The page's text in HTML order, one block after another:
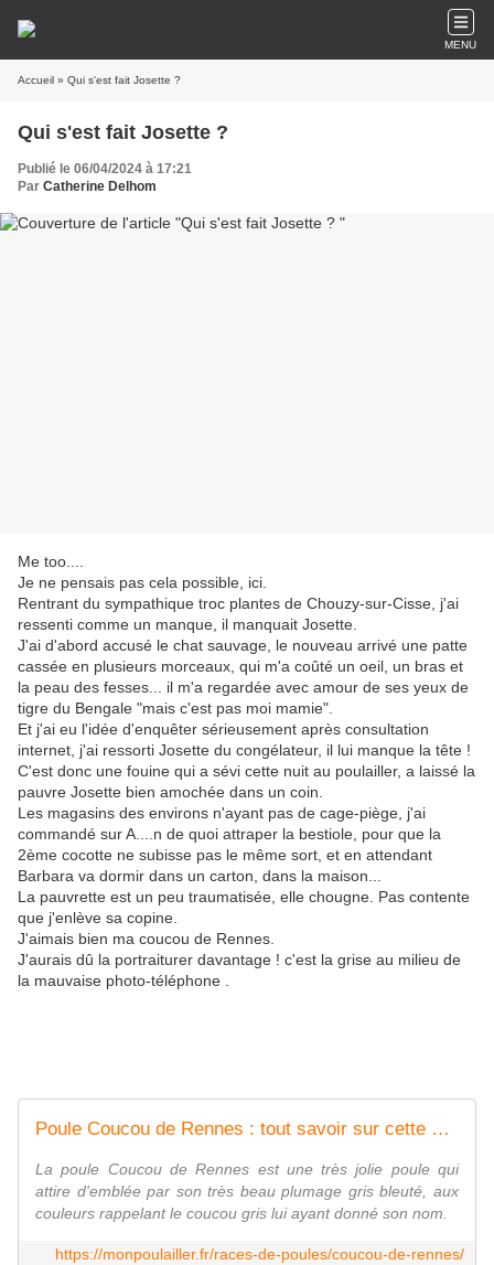
MENU
Accueil » Qui s'est fait Josette ?
Qui s'est fait Josette ?
Publié le 06/04/2024 à 17:21
Par Catherine Delhom
Me too....
Je ne pensais pas cela possible, ici.
Rentrant du sympathique troc plantes de Chouzy-sur-Cisse, j'ai
ressenti comme un manque, il manquait Josette.
J'ai d'abord accusé le chat sauvage, le nouveau arrivé une patte
cassée en plusieurs morceaux, qui m'a coûté un oeil, un bras et
la peau des fesses... il m'a regardée avec amour de ses yeux de
tigre du Bengale "mais c'est pas moi mamie".
Et j'ai eu l'idée d'enquêter sérieusement après consultation
internet, j'ai ressorti Josette du congélateur, il lui manque la tête !
C'est donc une fouine qui a sévi cette nuit au poulailler, a laissé la
pauvre Josette bien amochée dans un coin.
Les magasins des environs n'ayant pas de cage-piège, j'ai
commandé sur A....n de quoi attraper la bestiole, pour que la
2ème cocotte ne subisse pas le même sort, et en attendant
Barbara va dormir dans un carton, dans la maison...
La pauvrette est un peu traumatisée, elle chougne. Pas contente
que j'enlève sa copine.
J'aimais bien ma coucou de Rennes.
J'aurais dû la portraiturer davantage ! c'est la grise au milieu de
la mauvaise photo-téléphone .
Poule Coucou de Rennes : tout savoir sur cette poule pondeuse
La poule Coucou de Rennes est une très jolie poule qui
attire d'emblée par son très beau plumage gris bleuté, aux
couleurs rappelant le coucou gris lui ayant donné son nom.
https://monpoulailler.fr/races-de-poules/coucou-de-rennes/